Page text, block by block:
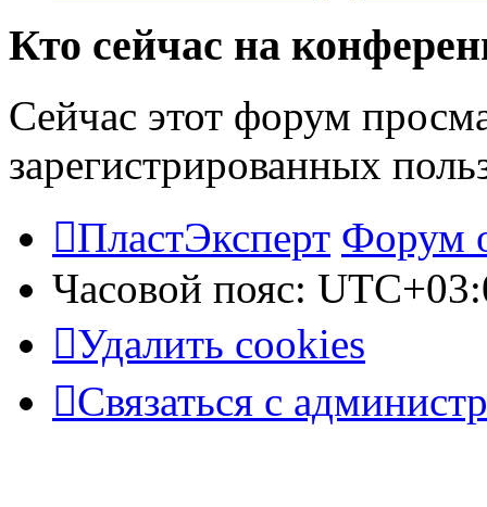
Кто сейчас на
Сейчас этот форум
зарегистрированных
ПластЭксперт Форум
Часовой пояс:
Удалить cookies
Связаться с